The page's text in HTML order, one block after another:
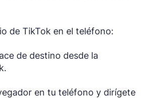
de TikTok en el teléfono:
de destino desde la
en tu teléfono y dirígete